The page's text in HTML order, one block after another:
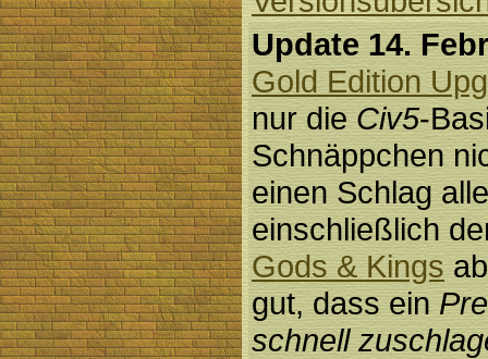
Update 14.
Gold Edition
nur dieCiv5-
Schnäppchen
einen Schlag
einschließlich
Gods & Kings
gut, dass ein
schnell